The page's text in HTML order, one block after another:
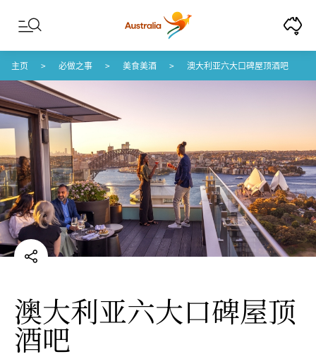
Skip to content
Skip to footer navigation
主页 必做之事 美食美酒 澳大利亚六大口碑屋顶酒吧
澳大利亚六大口碑屋顶
酒吧